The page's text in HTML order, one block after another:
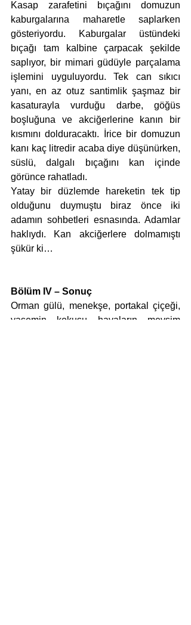
Kasap zarafetini bıçağını domuzun
kaburgalarına maharetle saplarken
gösteriyordu. Kaburgalar üstündeki
bıçağı tam kalbine çarpacak şekilde
saplıyor, bir mimari güdüyle parçalama
işlemini uyguluyordu. Tek can sıkıcı
yanı, en az otuz santimlik şaşmaz bir
kasaturayla vurduğu darbe, göğüs
boşluğuna ve akciğerlerine kanın bir
kısmını dolduracaktı. İrice bir domuzun
kanı kaç litredir acaba diye düşünürken,
süslü, dalgalı bıçağını kan içinde
görünce rahatladı.
Yatay bir düzlemde hareketin tek tip
olduğunu duymuştu biraz önce iki
adamın sohbetleri esnasında. Adamlar
haklıydı. Kan akciğerlere dolmamıştı
şükür ki…
Bölüm IV – Sonuç
Orman gülü, menekşe, portakal çiçeği,
yasemin kokusu havaların mevsim